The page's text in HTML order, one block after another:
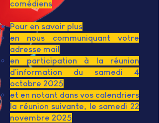
comédiens
Pour en savoir plus
en nous communiquant votre
adresse mail
en participation à la réunion
d'information du samedi 4
octobre 2025
et en notant dans vos calendriers
la réunion suivante, le samedi 22
novembre 2025